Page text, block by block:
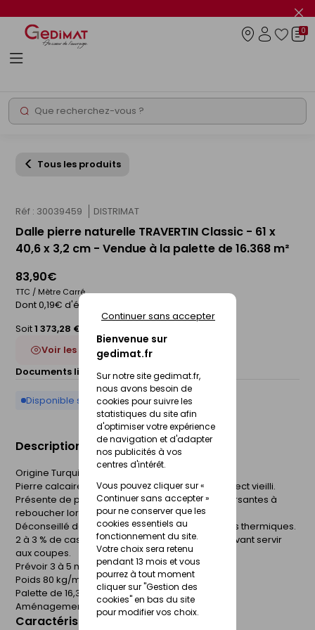
Bienvenue sur
gedimat.fr
Sur notre site gedimat.fr,
nous avons besoin de
cookies pour suivre les
statistiques du site afin
d'optimiser votre expérience
de navigation et d'adapter
nos publicités à vos
centres d'intérêt.
Vous pouvez cliquer sur «
Continuer sans accepter »
pour ne conserver que les
cookies essentiels au
fonctionnement du site.
Votre choix sera retenu
pendant 13 mois et vous
pourrez à tout moment
cliquer sur "Gestion des
cookies" en bas du site
pour modifier vos choix.
Continuer sans accepter
le
info
Rechercher
0
Tous les produits
Réf : 30039459 DISTRIMAT
Dalle pierre naturelle TRAVERTIN Classic - 61 x
40,6 x 3,2 cm - Vendue à la palette de 16.368 m²
83,90€
TTC / Mètre Carré
Dont 0,19€ d'éco-participation
Soit1 373,28 € TTC
Voir les 2 déclinaisons
Documents liés :
Fiche technique
Disponible sur commande
Description du produit
Origine Turquie.
Pierre calcaire nuancée beige à noisette et aspect vieilli.
Présente de petites cavités naturelles non traversantes à
reboucher lors du jointoiement.
Déconseillé dans les régions à fortes amplitudes thermiques.
2 à 3 % de casse possible dans les palettes pouvant servir
aux coupes.
Prévoir 3 à 5 mm de joint.
Poids 80 kg/m².
Palette de 16,36 m².
Aménagement intérieur et extérieur.
Caractéristiques du produit